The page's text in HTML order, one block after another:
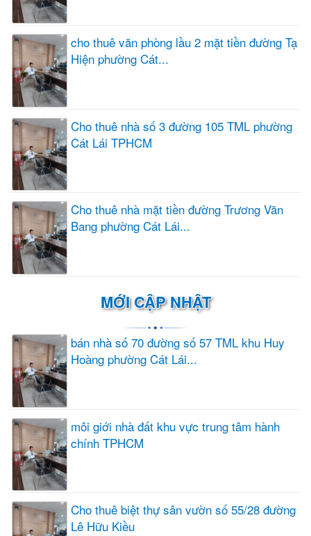
cho thuê văn phòng lầu 2 mặt tiền đường Tạ
Hiện phường Cát...
Cho thuê nhà số 3 đường 105 TML phường
Cát Lái TPHCM
Cho thuê nhà mặt tiền đường Trương Văn
Bang phường Cát Lái...
MỚI CẬP NHẬT
bán nhà số 70 đường số 57 TML khu Huy
Hoàng phường Cát Lái...
môi giới nhà đất khu vực trung tâm hành
chính TPHCM
Cho thuê biệt thự sân vườn số 55/28 đường
Lê Hữu Kiều